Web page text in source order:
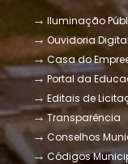
Iluminação
Ouvidoria Digital
Casa do
Portal da
Editais de
Transparência
Conselhos
Códigos